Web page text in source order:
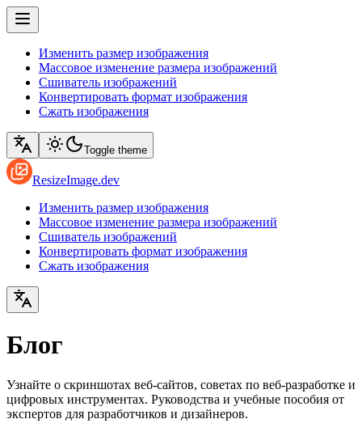
Изменить размер изображения
Массовое изменение размера изображений
Сшиватель изображений
Конвертировать формат изображения
Сжать изображения
Toggle theme
ResizeImage.dev
Изменить размер изображения
Массовое изменение размера изображений
Сшиватель изображений
Конвертировать формат изображения
Сжать изображения
Блог
Узнайте о скриншотах веб-сайтов, советах по веб-разработке и
цифровых инструментах. Руководства и учебные пособия от
экспертов для разработчиков и дизайнеров.